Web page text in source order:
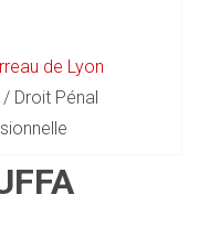
de Lyon
Droit Pénal